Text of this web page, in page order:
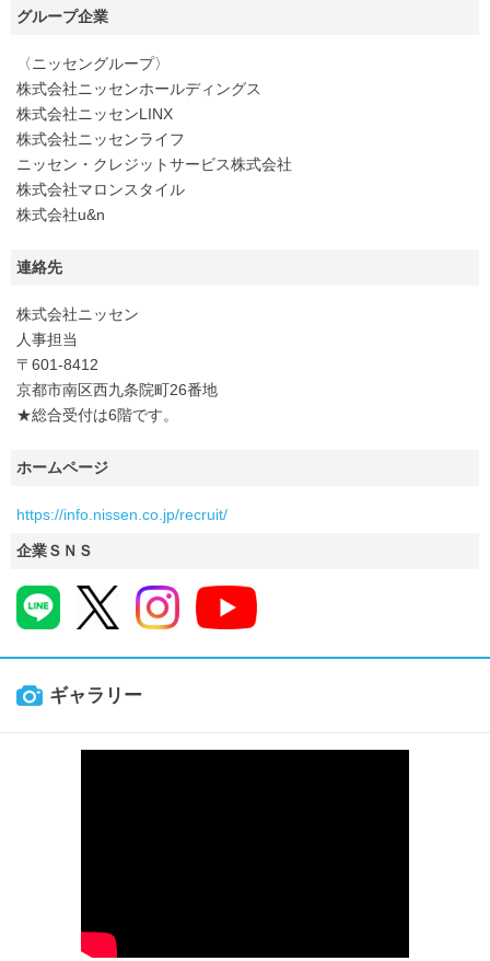
グループ企業
〈ニッセングループ〉
株式会社ニッセンホールディングス
株式会社ニッセンLINX
株式会社ニッセンライフ
ニッセン・クレジットサービス株式会社
株式会社マロンスタイル
株式会社u&n
連絡先
株式会社ニッセン
人事担当
〒601-8412
京都市南区西九条院町26番地
★総合受付は6階です。
ホームページ
https://info.nissen.co.jp/recruit/
企業ＳＮＳ
ギャラリー